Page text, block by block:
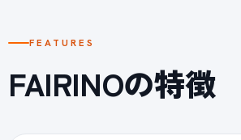
FEATURES
FAIRINOの特徴